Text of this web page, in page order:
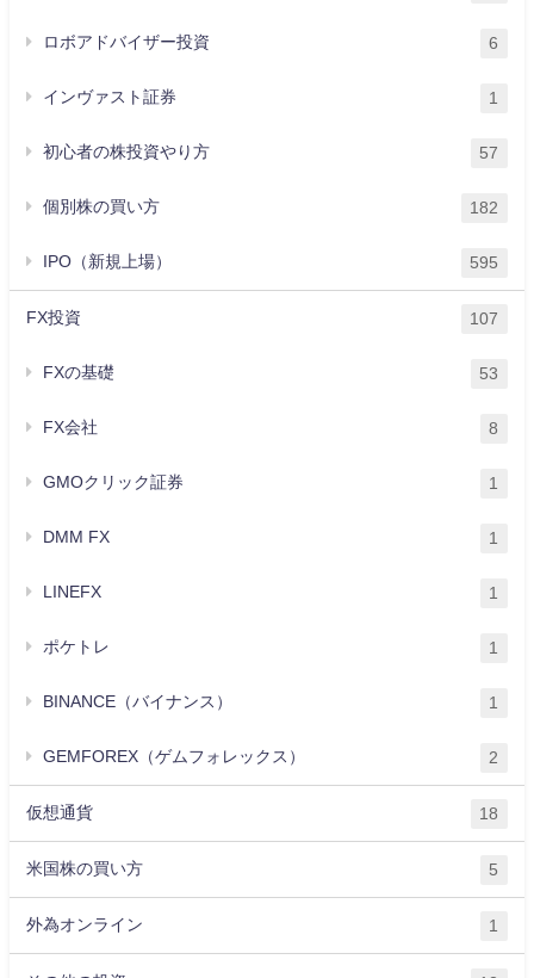
ロボアドバイザー投資 6
インヴァスト証券 1
初心者の株投資やり方 57
個別株の買い方 182
IPO（新規上場） 595
FX投資 107
FXの基礎 53
FX会社 8
GMOクリック証券 1
DMM FX 1
LINEFX 1
ポケトレ 1
BINANCE（バイナンス） 1
GEMFOREX（ゲムフォレックス） 2
仮想通貨 18
米国株の買い方 5
外為オンライン 1